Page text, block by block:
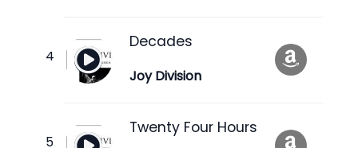
Decades
Joy Division
Twenty Four Hours